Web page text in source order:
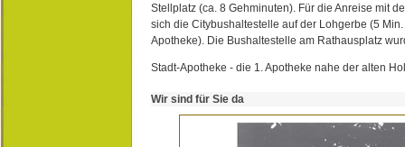
Stellplatz (ca. 8 Gehminuten). Für die Anreise mit
sich die Citybushaltestelle auf der Lohgerbe (5
Apotheke). Die Bushaltestelle am Rathausplatz
Stadt-Apotheke - die 1. Apotheke nahe der alten
Wir sind für Sie da